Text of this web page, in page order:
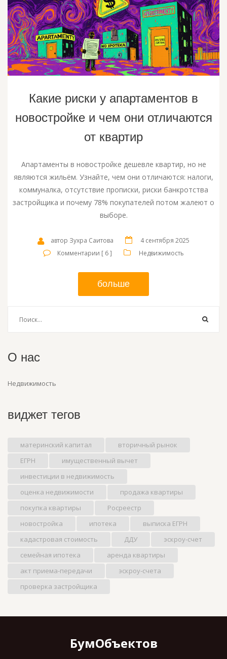
Какие риски у апартаментов в
новостройке и чем они отличаются
от квартир
Апартаменты в новостройке дешевле квартир, но не
являются жильём. Узнайте, чем они отличаются: налоги,
коммуналка, отсутствие прописки, риски банкротства
застройщика и почему 78% покупателей потом жалеют о
выборе.
автор Зухра Саитова
4 сентября 2025
Комментарии [ 6 ]
Недвижимость
больше
О нас
Недвижимость
виджет тегов
материнский капитал
вторичный рынок
ЕГРН
имущественный вычет
инвестиции в недвижимость
оценка недвижимости
продажа квартиры
покупка квартиры
Росреестр
новостройка
ипотека
выписка ЕГРН
кадастровая стоимость
ДДУ
эскроу-счет
семейная ипотека
аренда квартиры
акт приема-передачи
эскроу-счета
проверка застройщика
БумОбъектов